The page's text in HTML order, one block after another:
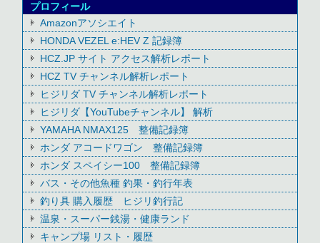
プロフィール
Amazonアソシエイト
HONDA VEZEL e:HEV Z 記録簿
HCZ.JP サイト アクセス解析レポート
HCZ TV チャンネル解析レポート
ヒジリダ TV チャンネル解析レポート
ヒジリダ【YouTubeチャンネル】 解析
YAMAHA NMAX125 整備記録簿
ホンダ アコードワゴン 整備記録簿
ホンダ スペイシー100 整備記録簿
バス・その他魚種 釣果・釣行年表
釣り具 購入履歴 ヒジリ釣行記
温泉・スーパー銭湯・健康ランド
キャンプ場 リスト・履歴